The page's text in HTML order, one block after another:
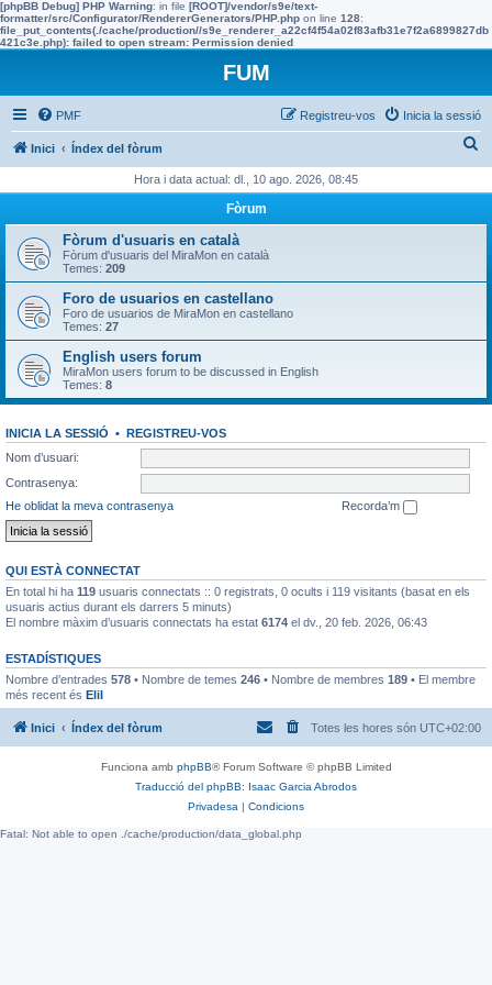
[phpBB Debug] PHP Warning: in file [ROOT]/vendor/s9e/text-
formatter/src/Configurator/RendererGenerators/PHP.php on line 128:
file_put_contents(./cache/production//s9e_renderer_a22cf4f54a02f83afb31e7f2a6899827db
421c3e.php): failed to open stream: Permission denied
FUM
PMF Inicia la sessió
Registreu-vos
Inici Índex del fòrum
c
Hora i data actual: dl., 10 ago. 2026, 08:45
Fòrum
Fòrum d'usuaris en català
Fòrum d'usuaris del MiraMon en català
Temes: 209
Foro de usuarios en castellano
Foro de usuarios de MiraMon en castellano
Temes: 27
English users forum
MiraMon users forum to be discussed in English
Temes: 8
INICIA LA SESSIÓ • REGISTREU-VOS
Nom d’usuari:
Contrasenya:
He oblidat la meva contrasenya
Recorda’m
QUI ESTÀ CONNECTAT
En total hi ha 119 usuaris connectats :: 0 registrats, 0 ocults i 119 visitants (basat en els
usuaris actius durant els darrers 5 minuts)
El nombre màxim d’usuaris connectats ha estat 6174 el dv., 20 feb. 2026, 06:43
ESTADÍSTIQUES
Nombre d’entrades 578 • Nombre de temes 246 • Nombre de membres 189 • El membre
més recent és EliI
Inici Índex del fòrum Totes les hores són UTC+02:00
Funciona amb phpBB® Forum Software © phpBB Limited
Traducció del phpBB: Isaac Garcia Abrodos
Privadesa | Condicions
Fatal: Not able to open ./cache/production/data_global.php